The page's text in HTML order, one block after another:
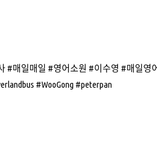
#매일매일 #영어소원 #이수영 #매일
#WooGong #peterpan